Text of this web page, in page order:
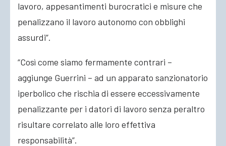
lavoro, appesantimenti burocratici e misure che
penalizzano il lavoro autonomo con obblighi
assurdi”.
“Così come siamo fermamente contrari –
aggiunge Guerrini – ad un apparato sanzionatorio
iperbolico che rischia di essere eccessivamente
penalizzante per i datori di lavoro senza peraltro
risultare correlato alle loro effettiva
responsabilità”.